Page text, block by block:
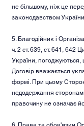
не більшому, ніж це
законодавством
5. Благодійник і
ч. 2 ст. 639, ст. 641, 642
України,
Договір вважається
формі. При цьому
недодержання
правочину не означає